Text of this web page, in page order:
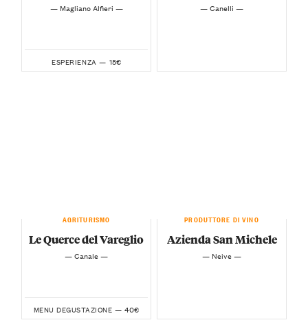
— Magliano Alfieri —
ESPERIENZA — 15€
— Canelli —
AGRITURISMO
Le Querce del Vareglio
— Canale —
MENU DEGUSTAZIONE — 40€
PRODUTTORE DI VINO
Azienda San Michele
— Neive —